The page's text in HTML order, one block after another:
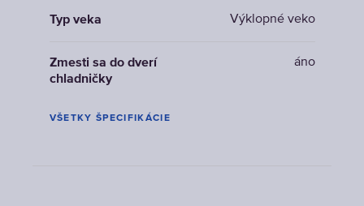
Typ veka Výklopné veko
Zmesti sa do dverí
chladničky
áno
VŠETKY ŠPECIFIKÁCIE